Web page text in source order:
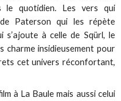
le quotidien. Les vers qui
Paterson qui les répète
s’ajoute à celle de Sqürl, le
charme insidieusement pour
cet univers réconfortant,
à La Baule mais aussi celui